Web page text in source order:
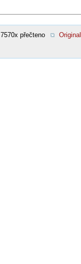
7570x přečteno
Original